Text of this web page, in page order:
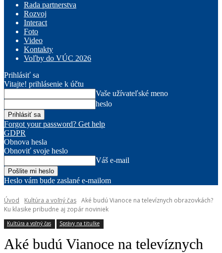
Rada partnerstva
Rozvoj
Interact
Foto
Video
Kontakty
Voľby do VÚC 2026
Prihlásiť sa
Vitajte! prihlásenie k účtu
Vaše užívateľské meno
heslo
Forgot your password? Get help
GDPR
Obnova hesla
Obnoviť svoje heslo
Váš e-mail
Heslo vám bude zaslané e-mailom
Úvod Kultúra a voľný čas Aké budú Vianoce na televíznych obrazovkách?
Ku klasike pribudne aj zopár noviniek
Kultúra a voľný čas Správy na titulke
Aké budú Vianoce na televíznych